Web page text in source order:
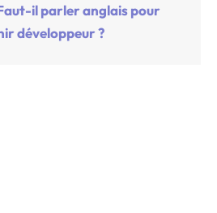
il parler anglais pour
développeur ?